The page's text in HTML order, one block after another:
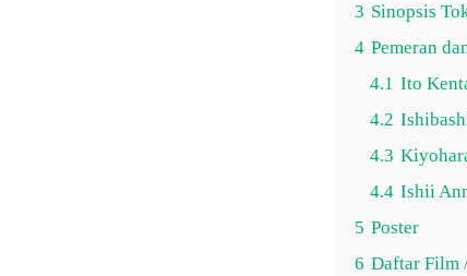
3 Sinopsis
4 Pemeran
4.1 Ito
4.2
4.3
4.4 Ishii
5 Poster
6 Daftar Film